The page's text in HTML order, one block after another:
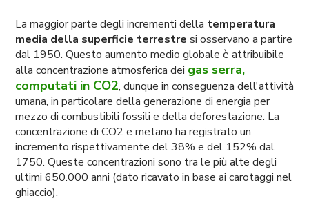
La maggior parte degli incrementi della temperatura
media della superficie terrestre si osservano a partire
dal 1950. Questo aumento medio globale è attribuibile
alla concentrazione atmosferica dei gas serra,
computati in CO2, dunque in conseguenza dell'attività
umana, in particolare della generazione di energia per
mezzo di combustibili fossili e della deforestazione. La
concentrazione di CO2 e metano ha registrato un
incremento rispettivamente del 38% e del 152% dal
1750. Queste concentrazioni sono tra le più alte degli
ultimi 650.000 anni (dato ricavato in base ai carotaggi nel
ghiaccio).